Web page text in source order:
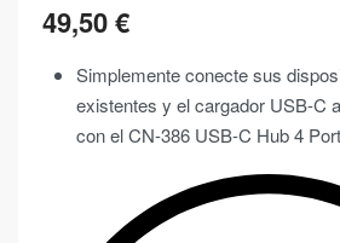
49,50€
Simplemente conecte sus
existentes y el cargador USB-C
con el CN-386 USB-C Hub 4